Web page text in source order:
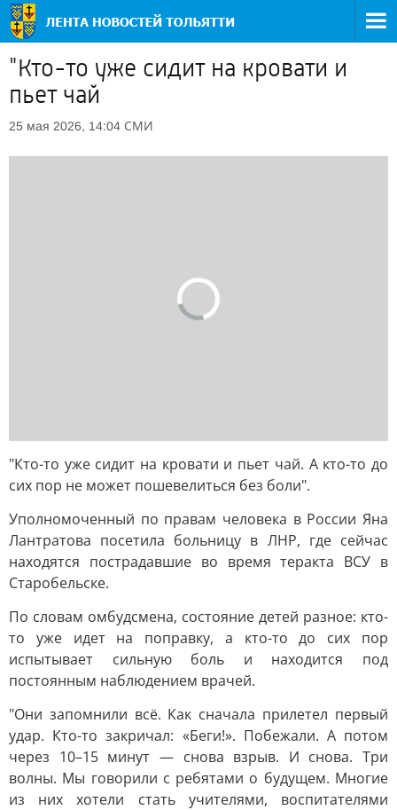
"Кто-то уже сидит на кровати и
пьет чай
25 мая 2026, 14:04 СМИ
"Кто-то уже сидит на кровати и пьет чай. А кто-то до
сих пор не может пошевелиться без боли".
Уполномоченный по правам человека в России Яна
Лантратова посетила больницу в ЛНР, где сейчас
находятся пострадавшие во время теракта ВСУ в
Старобельске.
По словам омбудсмена, состояние детей разное: кто-
то уже идет на поправку, а кто-то до сих пор
испытывает сильную боль и находится под
постоянным наблюдением врачей.
"Они запомнили всё. Как сначала прилетел первый
удар. Кто-то закричал: «Беги!». Побежали. А потом
через 10–15 минут — снова взрыв. И снова. Три
волны. Мы говорили с ребятами о будущем. Многие
из них хотели стать учителями, воспитателями